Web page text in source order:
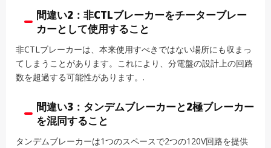
間違い2：非CTLブレーカーをチーターブレー
カーとして使用すること
非CTLブレーカーは、本来使用すべきではない場所にも収まっ
てしまうことがあります。これにより、分電盤の設計上の回路
数を超過する可能性があります。.
間違い3：タンデムブレーカーと2極ブレーカー
を混同すること
タンデムブレーカーは1つのスペースで2つの120V回路を提供